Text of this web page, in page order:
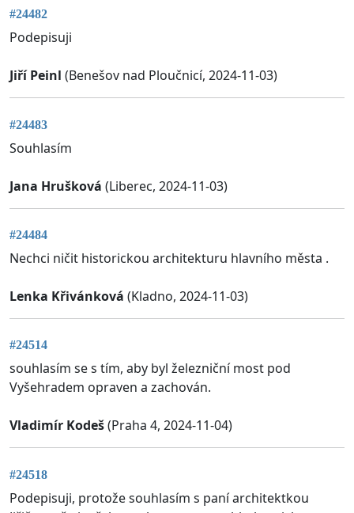
#24482
Podepisuji
Jiří Peinl (Benešov nad Ploučnicí, 2024-11-03)
#24483
Souhlasím
Jana Hrušková (Liberec, 2024-11-03)
#24484
Nechci ničit historickou architekturu hlavního města .
Lenka Křivánková (Kladno, 2024-11-03)
#24514
souhlasím se s tím, aby byl železniční most pod
Vyšehradem opraven a zachován.
Vladimír Kodeš(Praha 4, 2024-11-04)
#24518
Podepisuji, protože souhlasím s paní architektkou